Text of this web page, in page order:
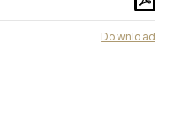
Download